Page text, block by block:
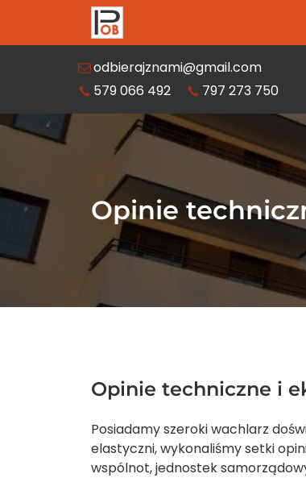
odbierajznami@gmail.com
579 066 492
797 273 750
Opinie
Opinie techniczne i
Posiadamy szeroki wachlarz
elastyczni, wykonaliśmy setki
wspólnot, jednostek